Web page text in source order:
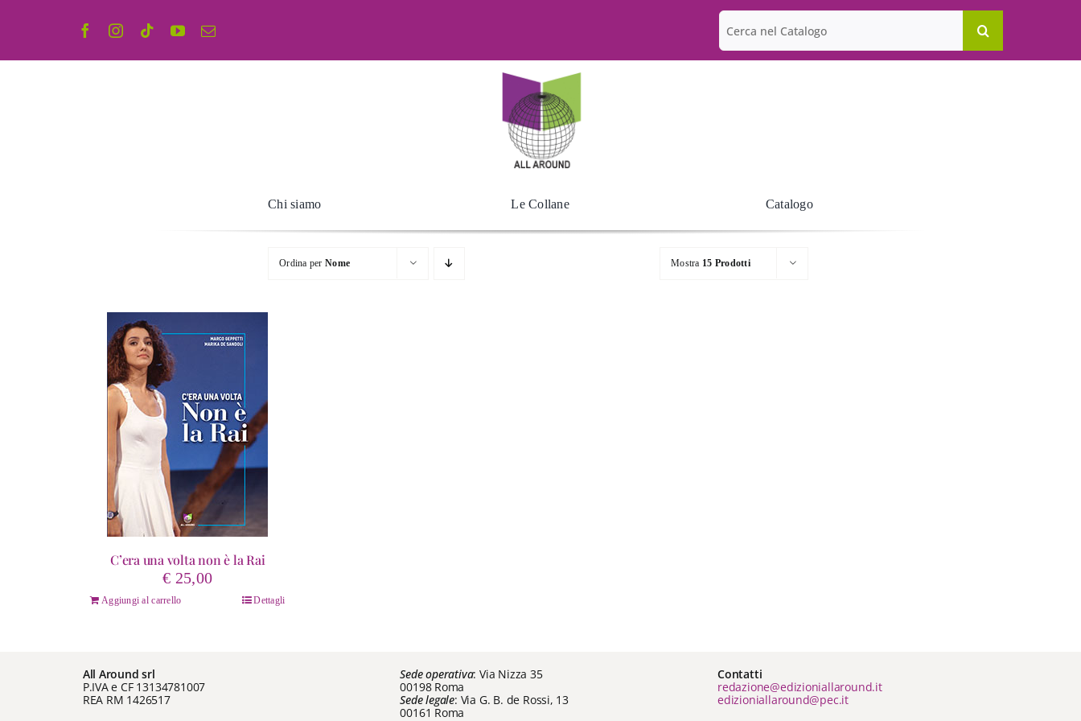
Cerca
per:
Chi siamo Le Collane Catalogo
Ordina per Nome Mostra 15 Prodotti
C’era una volta non è la Rai
€ 25,00
Aggiungi al carrello Dettagli
All Around srl
P.IVA e CF 13134781007
REA RM 1426517
Sede operativa: Via Nizza 35
00198 Roma
Sede legale: Via G. B. de Rossi, 13
00161 Roma
Contatti
redazione@edizioniallaround.it
edizioniallaround@pec.it